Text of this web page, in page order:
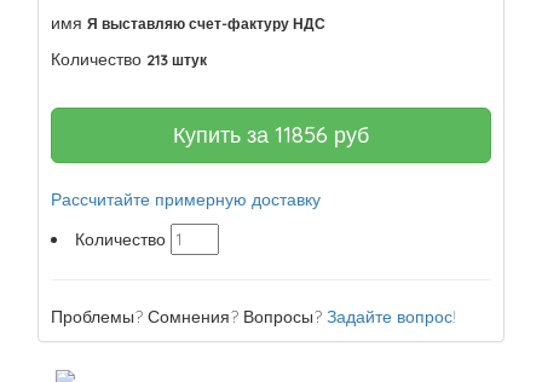
имя Я выставляю счет-фактуру НДС
Количество 213 штук
Купить за 11856 руб
Рассчитайте примерную доставку
Количество
Проблемы? Сомнения? Вопросы? Задайте вопрос!